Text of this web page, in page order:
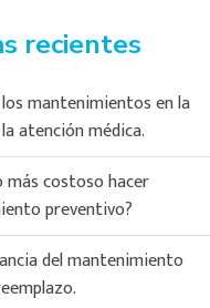
recientes
mantenimientos en la
atención médica.
más costoso hacer
preventivo?
del mantenimiento